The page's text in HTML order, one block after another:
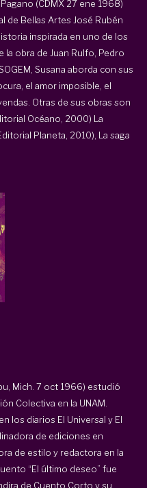
(CDMX 27 ene 1968)
de Bellas Artes José Rubén
inspirada en uno de los
obra de Juan Rulfo, Pedro
Susana aborda con sus
el amor imposible, el
Otras de sus obras son
Océano, 2000) La
Planeta, 2010), La saga
Mich. 7 oct 1966) estudió
Colectiva en la UNAM.
los diarios El Universal y El
de ediciones en
de estilo y redactora en la
“El último deseo” fue
de Cuento Corto y su